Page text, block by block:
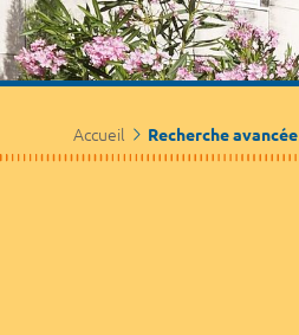
Accueil Recherche avancée